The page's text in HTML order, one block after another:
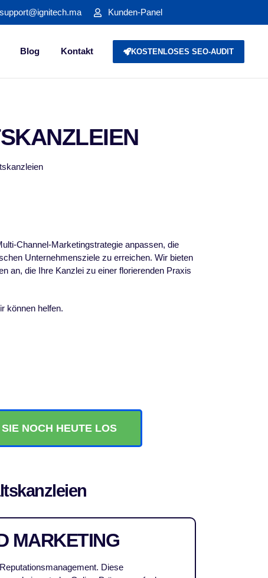
Kunden-Panel
Blog Kontakt KOSTENLOSES SEO-AUDIT
Channel-Marketingstrategie anpassen, die
Unternehmensziele zu erreichen. Wir bieten
an, die Ihre Kanzlei zu einer florierenden Praxis
können helfen.
NOCH HEUTE LOS
MARKETING
Diese